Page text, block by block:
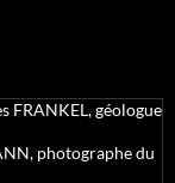
FRANKEL, géologue
photographe du